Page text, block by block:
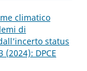
climatico
di
status
(2024): DPCE